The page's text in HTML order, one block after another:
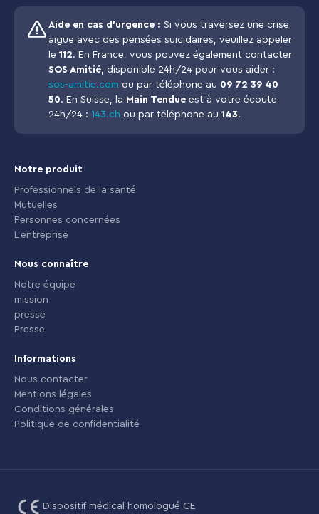
Aide en cas d’urgence : Si vous traversez une crise
aiguë avec des pensées suicidaires, veuillez appeler
le 112. En France, vous pouvez également contacter
SOS Amitié , disponible 24h/24 pour vous aider :
sos-amitie.com ou par téléphone au 09 72 39 40
50. En Suisse, la Main Tendue est à votre écoute
24h/24 : 143.ch ou par téléphone au 143.
Notre produit
Professionnels de la santé
Mutuelles
Personnes concernées
L'entreprise
Nous connaître
Notre équipe
mission
presse
Presse
Informations
Nous contacter
Mentions légales
Conditions générales
Politique de confidentialité
Dispositif médical homologué CE